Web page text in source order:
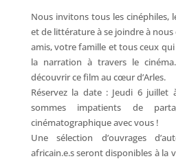
Nous invitons tous les cinéphiles,
et de littérature à se joindre à nous
amis, votre famille et tous ceux
la narration à travers le
découvrir ce film au cœur d’Arles.
Réservez la date : Jeudi 6 juillet
sommes impatients de
cinématographique avec vous !
Une sélection d’ouvrages
africain.e.s seront disponibles à la